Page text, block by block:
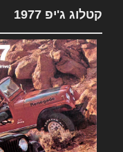
קטלוג ג'יפ 1977